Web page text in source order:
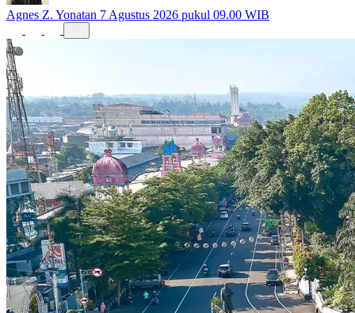
Agnes Z. Yonatan 7 Agustus 2026 pukul 09.00 WIB